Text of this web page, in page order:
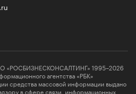
1995–2026
агентства «РБК»
средства массовой информации выдано
в сфере связи, информационных